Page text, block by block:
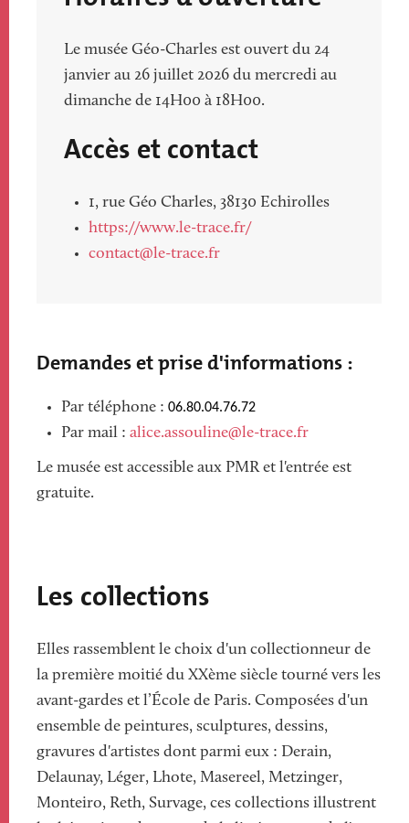
Le musée Géo-Charles est ouvert du 24
janvier au 26 juillet 2026 du mercredi au
dimanche de 14H00 à 18H00.
Accès et contact
1, rue Géo Charles, 38130 Echirolles
https://www.le-trace.fr/
contact@le-trace.fr
Demandes et prise d'informations :
Par téléphone : 06.80.04.76.72
Par mail : alice.assouline@le-trace.fr
Le musée est accessible aux PMR et l'entrée est
gratuite.
Les collections
Elles rassemblent le choix d'un collectionneur de
la première moitié du XXème siècle tourné vers les
avant-gardes et l’École de Paris. Composées d'un
ensemble de peintures, sculptures, dessins,
gravures d'artistes dont parmi eux : Derain,
Delaunay, Léger, Lhote, Masereel, Metzinger,
Monteiro, Reth, Survage, ces collections illustrent